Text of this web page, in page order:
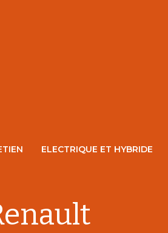
ELECTRIQUE ET HYBRIDE